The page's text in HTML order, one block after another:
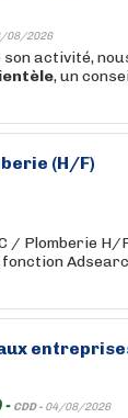
08/2026
son activité,
, un
(H/F)
/ Plomberie H/
fonction
- CDD - 04/08/2026